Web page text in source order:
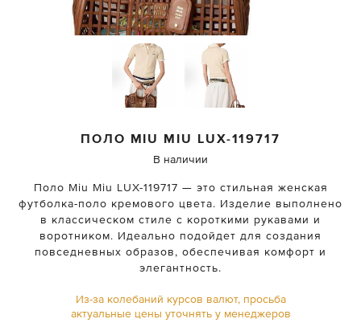
ПОЛО MIU MIU LUX-119717
В наличии
Поло Miu Miu LUX-119717 — это стильная женская
футболка-поло кремового цвета. Изделие выполнено
в классическом стиле с короткими рукавами и
воротником. Идеально подойдет для создания
повседневных образов, обеспечивая комфорт и
элегантность.
Из-за колебаний курсов валют, просьба
актуальные цены уточнять у менеджеров